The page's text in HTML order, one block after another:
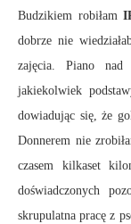
Budzikiem robiłam
dobrze nie
zajęcia. Piano
jakiekolwiek
dowiadując się, że
Donnerem nie
czasem kilkaset
doświadczonych
skrupulatna pracę z